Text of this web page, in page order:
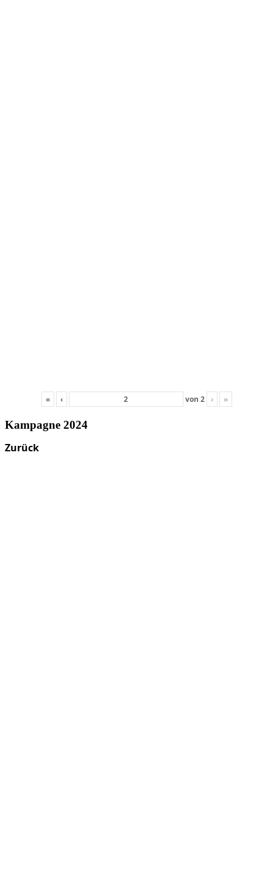
« ‹ von 2 › »
Kampagne 2024
Zurück